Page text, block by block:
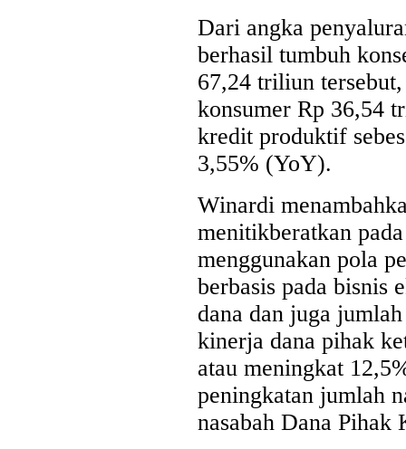
Dari angka
berhasil tumbuh
67,24 triliun
konsumer Rp 36,54
kredit produktif
3,55% (YoY).
Winardi
menitikberatkan
menggunakan pola
berbasis pada bisnis
dana dan juga
kinerja dana pihak
atau meningkat
peningkatan jumlah
nasabah Dana Pihak